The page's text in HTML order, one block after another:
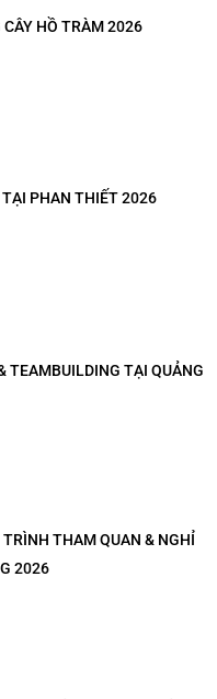
CÂY HỒ TRÀM 2026
PHAN THIẾT 2026
TEAMBUILDING TẠI QUẢNG
THAM QUAN & NGHỈ
2026